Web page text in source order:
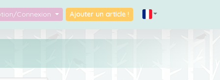
Connexion Ajouter un article !